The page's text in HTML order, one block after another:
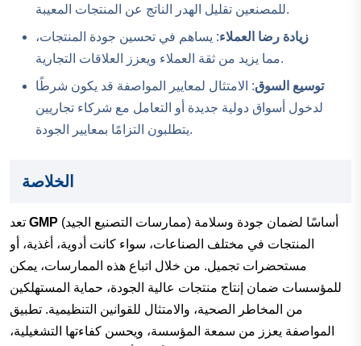
للمصنعين تقليل الهدر الناتج عن المنتجات المعيبة.
زيادة رضا العملاء: يساهم في تحسين جودة المنتجات،
مما يزيد من ثقة العملاء ويعزز العلاقات التجارية.
توسيع السوق: الامتثال لمعايير المواصفة قد يكون شرطًا
لدخول أسواق دولية جديدة أو التعامل مع شركاء تجاريين
يتطلبون التزامًا بمعايير الجودة.
الخلاصة
GMP (ممارسات التصنيع الجيد) أساسًا لضمان جودة وسلامة
المنتجات في مختلف الصناعات، سواء كانت أدوية، أغذية، أو
مستحضرات تجميل. من خلال اتباع هذه الممارسات، يمكن
للمؤسسات ضمان إنتاج منتجات عالية الجودة، حماية المستهلكين
من المخاطر الصحية، والامتثال للقوانين التنظيمية. تطبيق
المواصفة يعزز من سمعة المؤسسة، ويحسن كفاءتها التشغيلية،